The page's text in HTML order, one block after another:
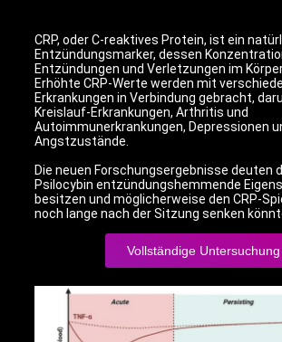
CRP, oder C-reaktives Protein, ist ein
Entzündungsmarker, dessen
Entzündungen und Verletzungen im
Erhöhte CRP-Werte werden mit
Erkrankungen in Verbindung gebracht,
Kreislauf-Erkrankungen, Arthritis und
Autoimmunerkrankungen, Depressionen
Angstzustände.
Die neuen Forschungsergebnisse deuten
Psilocybin entzündungshemmende
besitzen und möglicherweise den CRP-
noch lange nach der Sitzung senken
Vollständige Untersuchung